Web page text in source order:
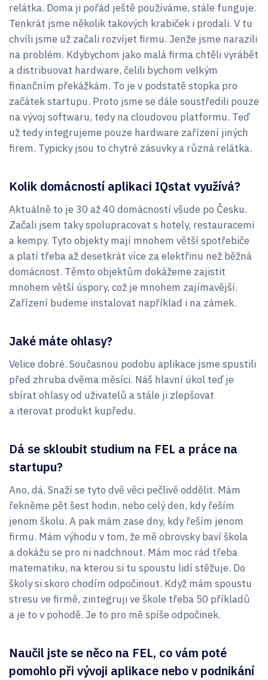
relátka. Doma ji pořád ještě používáme, stále funguje.
Tenkrát jsme několik takových krabiček i prodali. V tu
chvíli jsme už začali rozvíjet firmu. Jenže jsme narazili
na problém. Kdybychom jako malá firma chtěli vyrábět
a distribuovat hardware, čelili bychom velkým
finančním překážkám. To je v podstatě stopka pro
začátek startupu. Proto jsme se dále soustředili pouze
na vývoj softwaru, tedy na cloudovou platformu. Teď
už tedy integrujeme pouze hardware zařízení jiných
firem. Typicky jsou to chytré zásuvky a různá relátka.
Kolik domácností aplikaci IQstat využívá?
Aktuálně to je 30 až 40 domácností všude po Česku.
Začali jsem taky spolupracovat s hotely, restauracemi
a kempy. Tyto objekty mají mnohem větší spotřebiče
a platí třeba až desetkrát více za elektřinu než běžná
domácnost. Těmto objektům dokážeme zajistit
mnohem větší úspory, což je mnohem zajímavější.
Zařízení budeme instalovat například i na zámek.
Jaké máte ohlasy?
Velice dobré. Současnou podobu aplikace jsme spustili
před zhruba dvěma měsíci. Náš hlavní úkol teď je
sbírat ohlasy od uživatelů a stále ji zlepšovat
a iterovat produkt kupředu.
Dá se skloubit studium na FEL a práce na
startupu?
Ano, dá. Snaží se tyto dvě věci pečlivě oddělit. Mám
řekněme pět šest hodin, nebo celý den, kdy řeším
jenom školu. A pak mám zase dny, kdy řeším jenom
firmu. Mám výhodu v tom, že mě obrovsky baví škola
a dokážu se pro ni nadchnout. Mám moc rád třeba
matematiku, na kterou si tu spoustu lidí stěžuje. Do
školy si skoro chodím odpočinout. Když mám spoustu
stresu ve firmě, zintegruji ve škole třeba 50 příkladů
a je to v pohodě. Je to pro mě spíše odpočinek.
Naučil jste se něco na FEL, co vám poté
pomohlo při vývoji aplikace nebo v podnikání